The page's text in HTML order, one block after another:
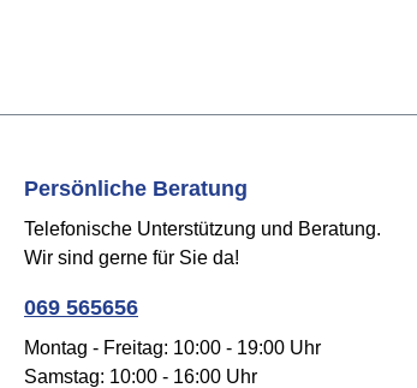
Persönliche Beratung
Telefonische Unterstützung und Beratung.
Wir sind gerne für Sie da!
069 565656
Montag - Freitag: 10:00 - 19:00 Uhr
Samstag: 10:00 - 16:00 Uhr